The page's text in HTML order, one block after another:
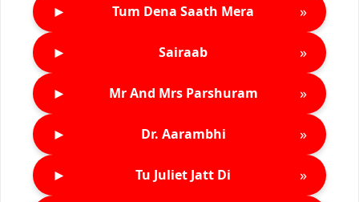
► Tum Dena Saath Mera »
► Sairaab »
► Mr And Mrs Parshuram »
► Dr. Aarambhi »
► Tu Juliet Jatt Di »